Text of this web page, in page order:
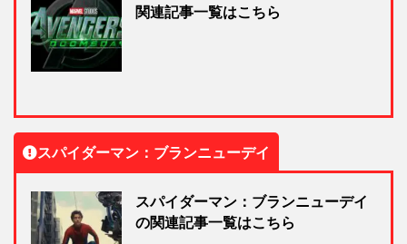
関連記事一覧はこちら
スパイダーマン：ブランニューデイ
スパイダーマン：ブランニューデイ
の関連記事一覧はこちら